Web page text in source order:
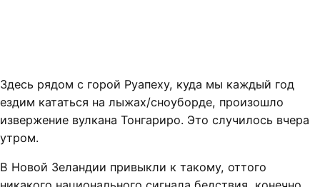
Здесь рядом с горой Руапеху, куда мы каждый год
ездим кататься на лыжах/сноуборде, произошло
извержение вулкана Тонгариро. Это случилось вчера
утром.
В Новой Зеландии привыкли к такому, оттого